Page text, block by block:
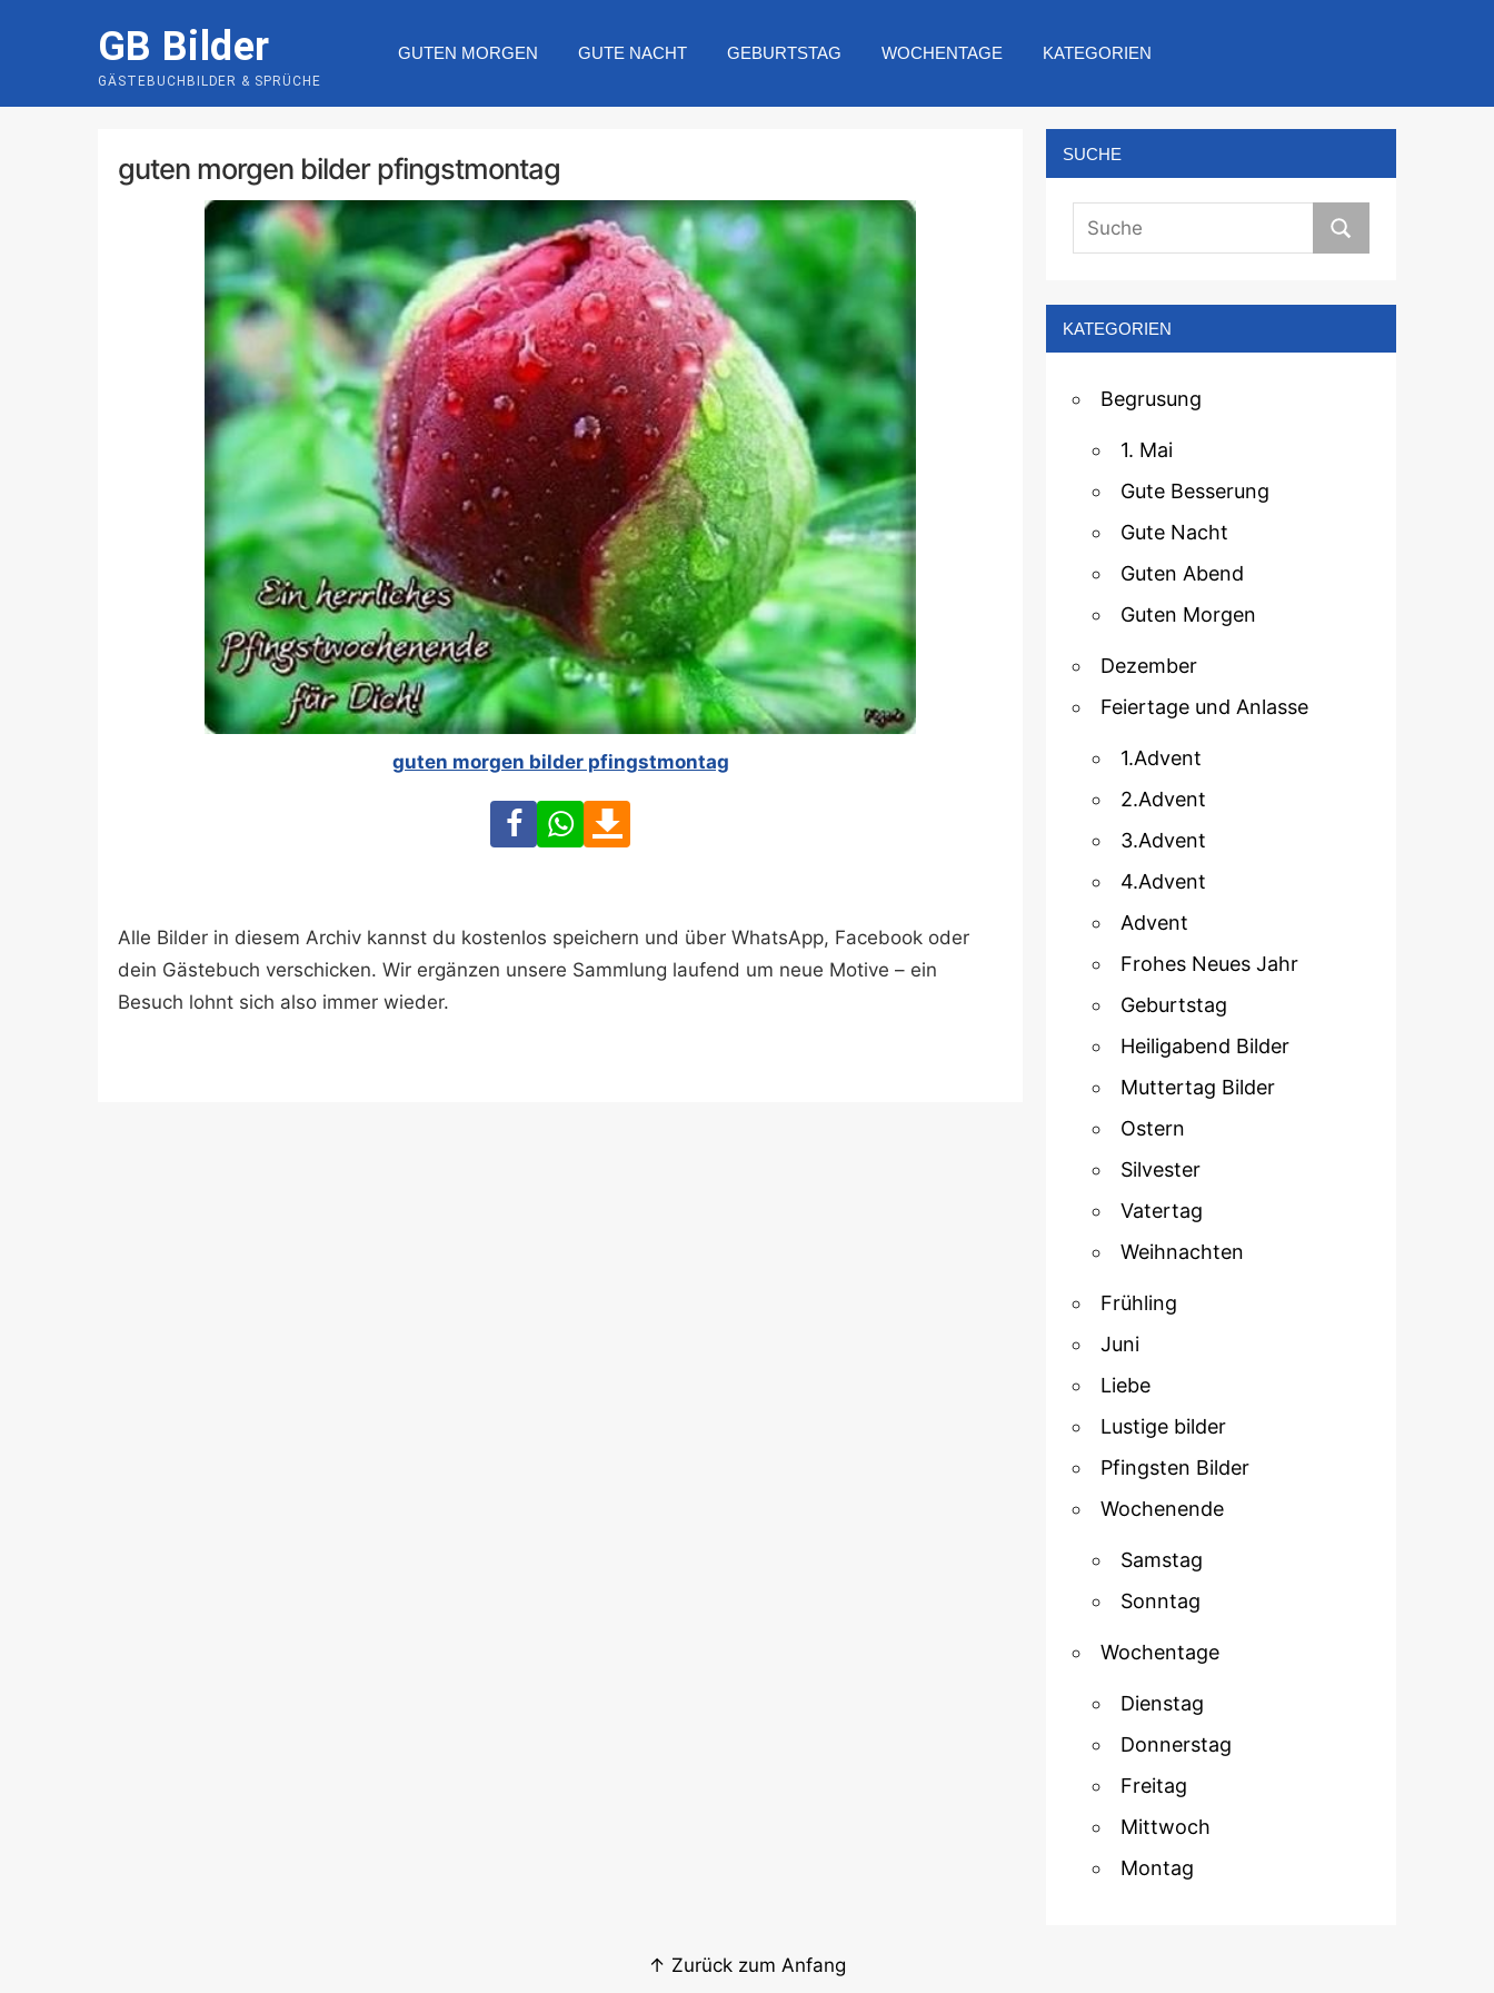
GB Bilder
GÄSTEBUCHBILDER & SPRÜCHE
GUTEN MORGEN GUTE NACHT GEBURTSTAG WOCHENTAGE KATEGORIEN
guten morgen bilder pfingstmontag
guten morgen bilder pfingstmontag
FacebookWhatsApp
Alle Bilder in diesem Archiv kannst du kostenlos speichern und über WhatsApp, Facebook oder
dein Gästebuch verschicken. Wir ergänzen unsere Sammlung laufend um neue Motive – ein
Besuch lohnt sich also immer wieder.
SUCHE
KATEGORIEN
Begrusung
1. Mai
Gute Besserung
Gute Nacht
Guten Abend
Guten Morgen
Dezember
Feiertage und Anlasse
1.Advent
2.Advent
3.Advent
4.Advent
Advent
Frohes Neues Jahr
Geburtstag
Heiligabend Bilder
Muttertag Bilder
Ostern
Silvester
Vatertag
Weihnachten
Frühling
Juni
Liebe
Lustige bilder
Pfingsten Bilder
Wochenende
Samstag
Sonntag
Wochentage
Dienstag
Donnerstag
Freitag
Mittwoch
Montag
↑ Zurück zum Anfang